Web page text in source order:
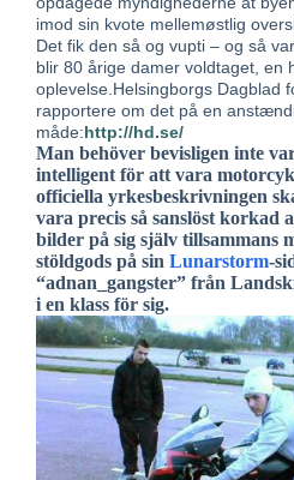
imod sin kvote mellemøstlig
Det fik den så og vupti – og så
blir 80 årige damer voldtaget, en
oplevelse.Helsingborgs Dagblad
rapportere om det på en
måde: http://hd.se/
Man behöver bevisligen inte
intelligent för att vara
officiella yrkesbeskrivningen
vara precis så sanslöst korkad
bilder på sig själv tillsammans
stöldgods på sin Lunarstorm-
“adnan_gangster” från
i en klass för sig.